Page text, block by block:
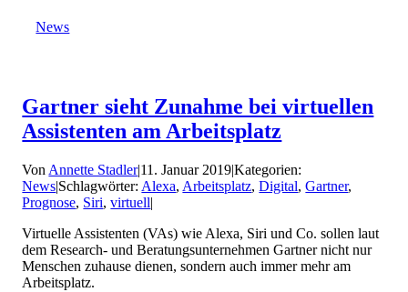
News
Gartner sieht Zunahme bei virtuellen
Assistenten am Arbeitsplatz
Von Annette Stadler|11. Januar 2019|Kategorien:
News|Schlagwörter: Alexa, Arbeitsplatz,Digital,Gartner,
Prognose, Siri,virtuell|
Virtuelle Assistenten (VAs) wie Alexa, Siri und Co. sollen laut
dem Research- und Beratungsunternehmen Gartner nicht nur
Menschen zuhause dienen, sondern auch immer mehr am
Arbeitsplatz.